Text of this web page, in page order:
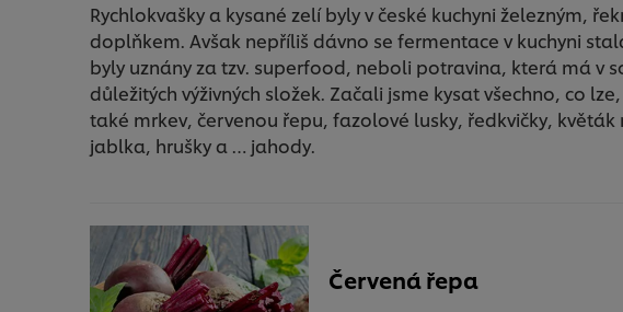
Rychlokvašky a kysané zelí byly v české kuchyni železným,
doplňkem. Avšak nepříliš dávno se fermentace v kuchyni
byly uznány za tzv. superfood, neboli potravina, která má v
důležitých výživných složek. Začali jsme kysat všechno, co
také mrkev, červenou řepu, fazolové lusky, ředkvičky,
jablka, hrušky a … jahody.
Červená řepa